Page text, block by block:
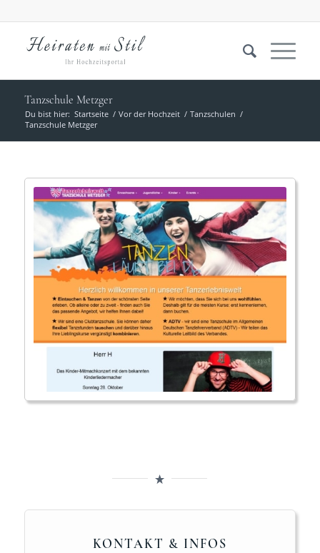
Tanzschule Metzger
Du bist hier: Startseite / Vor der Hochzeit / Tanzschulen /
Tanzschule Metzger
KONTAKT & INFOS